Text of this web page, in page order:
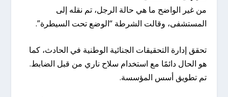
من غير الواضح ما هي حالة الرجل، تم نقله إلى
المستشفى، وقالت الشرطة “الوضع تحت السيطرة”.
تحقق إدارة التحقيقات الجنائية الوطنية في الحادث، كما
هو الحال دائمًا مع استخدام سلاح ناري من قبل الضابط.
تم تطويق أسس المؤسسة.